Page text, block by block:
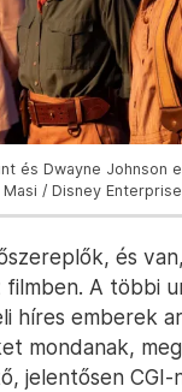
és Dwayne Johnson
/ Disney
és
A többi
híres emberek
mondanak,
jelentősen CGI-